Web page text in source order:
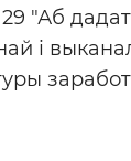
"Аб
і